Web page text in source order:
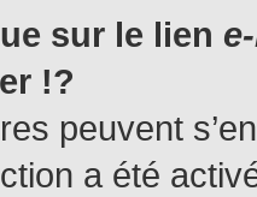
sur le lien
!?
peuvent
a été